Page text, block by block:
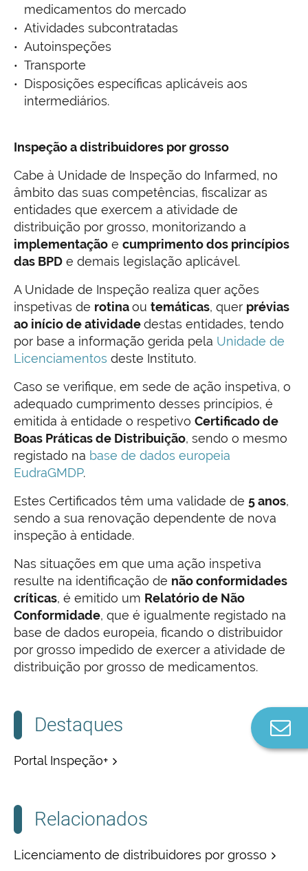
medicamentos do mercado
Atividades subcontratadas
Autoinspeções
Transporte
Disposições específicas aplicáveis aos
intermediários.
Inspeção a distribuidores por grosso
Cabe à Unidade de Inspeção do Infarmed, no
âmbito das suas competências, fiscalizar as
entidades que exercem a atividade de
distribuição por grosso, monitorizando a
implementação e cumprimento dos princípios
das BPD e demais legislação aplicável.
A Unidade de Inspeção realiza quer ações
inspetivas de rotinaou temáticas, quer prévias
ao início de atividadedestas entidades, tendo
por base a informação gerida pela Unidade de
Licenciamentos deste Instituto.
Caso se verifique, em sede de ação inspetiva, o
adequado cumprimento desses princípios, é
emitida à entidade o respetivo Certificado de
Boas Práticas de Distribuição, sendo o mesmo
registado na base de dados europeia
EudraGMDP.
Estes Certificados têm uma validade de 5 anos,
sendo a sua renovação dependente de nova
inspeção à entidade.
Nas situações em que uma ação inspetiva
resulte na identificação de não conformidades
críticas, é emitido um Relatório de Não
Conformidade, que é igualmente registado na
base de dados europeia, ficando o distribuidor
por grosso impedido de exercer a atividade de
distribuição por grosso de medicamentos.
Destaques
Portal Inspeção+
Relacionados
Licenciamento de distribuidores por grosso